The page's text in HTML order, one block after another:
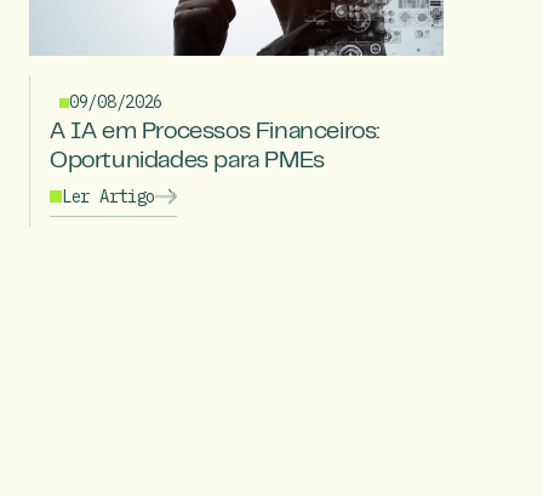
09/08/2026
A IA em Processos Financeiros:
Oportunidades para PMEs
Ler Artigo